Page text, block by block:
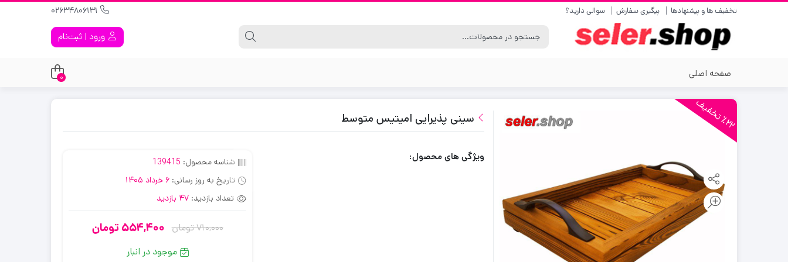
تخفیف ها و پیشنهادها پیگیری سفارش سوالی دارید؟
ورود | ثبت‌نام
صفحه اصلی 0
٪2
2
ت
خ
ف
یف سینی پذیرایی امیتیس متوسط
ویژگی های محصول: شناسه محصول: 139415
تاریخ به روز رسانی: 6 خرداد 1405
تعداد بازدید: 47 بازدید
710,000تومان
قیمت
اصلی:
554,400 تومان
قیمت
فعلی:
موجود در انبار